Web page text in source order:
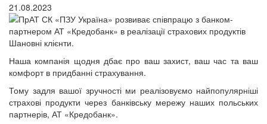
21.08.2023
Шановні клієнти.
Наша компанія щодня дбає про ваш захист, ваш час та ваш
комфорт в придбанні страхування.
Тому задля вашої зручності ми реалізовуємо найпопулярніші
страхові продукти через банківську мережу наших польських
партнерів, АТ «Кредобанк».